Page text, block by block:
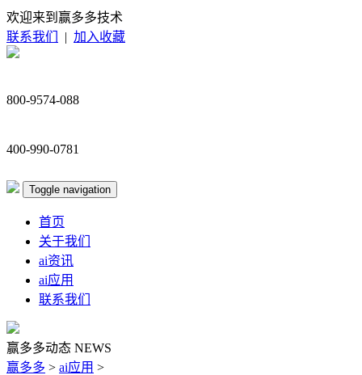
欢迎来到赢多多技术
联系我们
| 加入收藏
800-9574-088
400-990-0781
Toggle navigation
首页
关于我们
ai资讯
ai应用
联系我们
赢多多动态 NEWS
赢多多 > ai应用 >